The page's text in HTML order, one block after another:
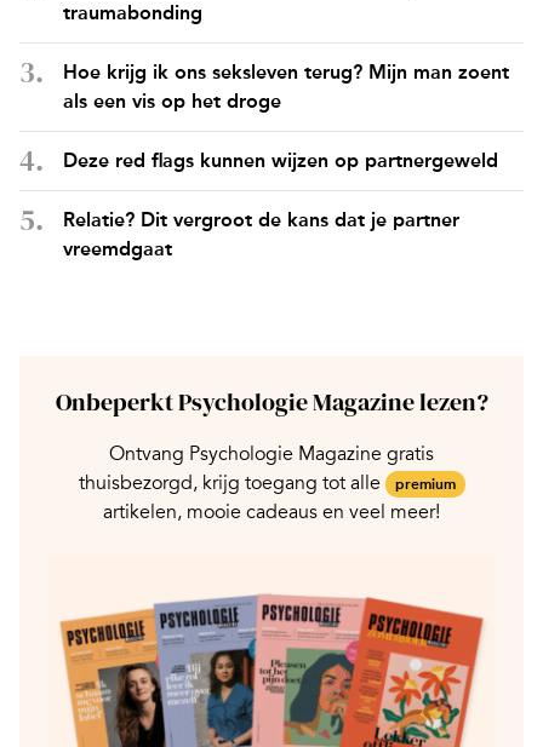
traumabonding
Hoe krijg ik ons seksleven terug? Mijn man zoent
als een vis op het droge
Deze red flags kunnen wijzen op partnergeweld
Relatie? Dit vergroot de kans dat je partner
vreemdgaat
Onbeperkt Psychologie Magazine lezen?
Ontvang Psychologie Magazine gratis
thuisbezorgd, krijg toegang tot alle
premium
artikelen, mooie cadeaus en veel meer!